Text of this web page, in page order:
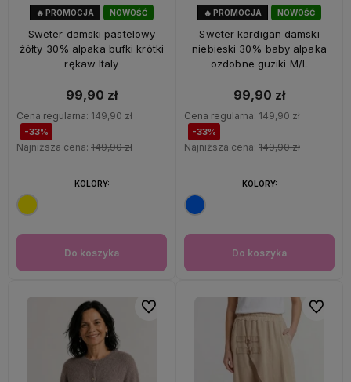
NOWOŚĆ
🔥 PROMOCJA
Sweter damski pastelowy
żółty 30% alpaka bufki krótki
rękaw Italy
99,90 zł
Cena regularna: 149,90 zł
-33%
Najniższa cena: 149,90 zł
Do koszyka
KOLORY:
NOWOŚĆ
🔥 PROMOCJA
Sweter kardigan damski
niebieski 30% baby alpaka
ozdobne guziki M/L
99,90 zł
Cena regularna: 149,90 zł
-33%
Najniższa cena: 149,90 zł
Do koszyka
KOLORY:
Do ulubionych Do